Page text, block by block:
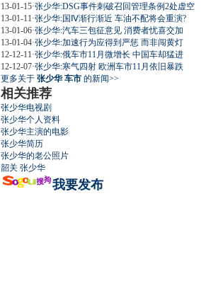
13-01-15·张少华:DSG事件刺破召回管理条例2处虚空
13-01-11 ·张少华:国Ⅳ渐行渐近 车油不配将会重演?
13-01-06·张少华:汽车三包征意见 消费者忧喜交加
13-01-04·张少华:加速行为应得到严惩 而非闯黄灯
12-12-11 ·张少华:俄车市11月微增长 中国车却猛进
12-12-07·张少华:寒气四射 欧洲车市11月依旧暴跌
更多关于 张少华 车市 的新闻>>
相关推荐
张少华电视剧
张少华个人资料
张少华主演的电影
张少华简历
张少华的老公照片
韶关 张少华
我要发布